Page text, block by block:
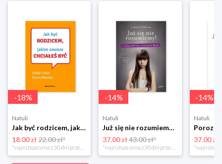
-18%
Natuli
Jak być rodzicem, jakim zawsze chciałeś być Media rodzina
18.00 zł22.00 zł*
*najniższa cena z 30 dni przed obniżką
-14%
Natuli
Już się nie rozumiemy! Jak przeżyć czas trzaskających drzwi Esprit
37.00 zł 43.00 zł*
*najniższa cena z 30 dni przed obniżką
-14%
Natuli
37.00 zł